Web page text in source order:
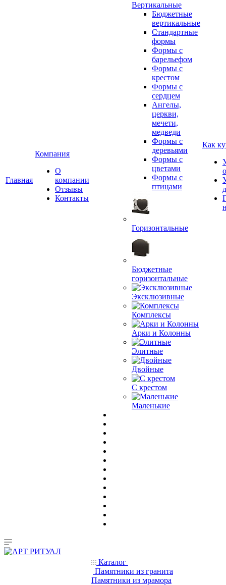
Главная
Компания
О
компании
Отзывы
Контакты
Вертикальные
Бюджетные
вертикальные
Стандартные
формы
Формы с
барельефом
Формы с
крестом
Формы с
сердцем
Ангелы,
церкви,
мечети,
медведи
Формы с
деревьями
Формы с
цветами
Формы с
птицами
Горизонтальные
Бюджетные
горизонтальные
Эксклюзивные
Комплексы
Арки и Колонны
Элитные
Двойные
С крестом
Маленькие
Как
Каталог
Памятники из гранита
Памятники из мрамора